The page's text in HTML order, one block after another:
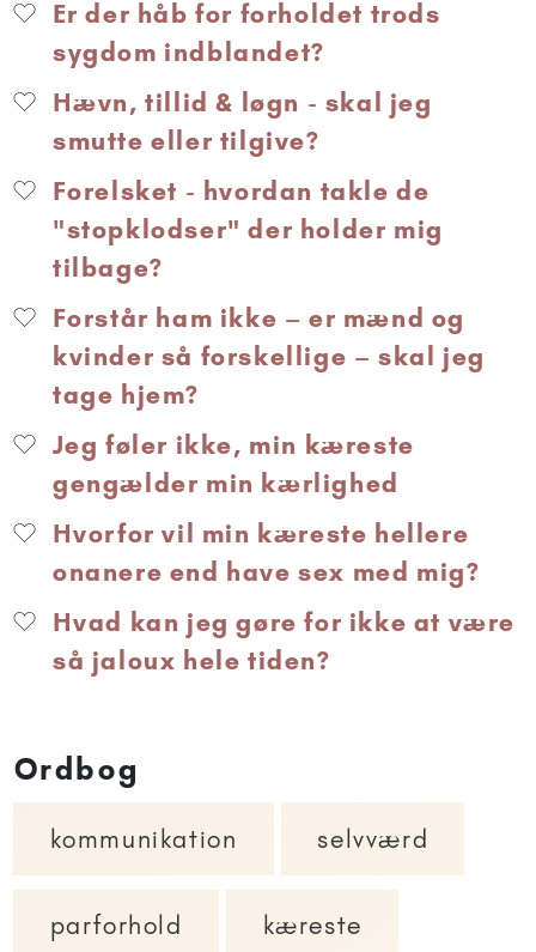
Er der håb for forholdet trods
sygdom indblandet?
Hævn, tillid & løgn - skal jeg
smutte eller tilgive?
Forelsket - hvordan takle de
"stopklodser" der holder mig
tilbage?
Forstår ham ikke – er mænd og
kvinder så forskellige – skal jeg
tage hjem?
Jeg føler ikke, min kæreste
gengælder min kærlighed
Hvorfor vil min kæreste hellere
onanere end have sex med mig?
Hvad kan jeg gøre for ikke at være
så jaloux hele tiden?
Ordbog
kommunikation selvværd
parforhold kæreste